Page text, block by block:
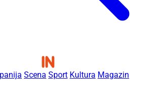
Scena Sport Kultura Magazin